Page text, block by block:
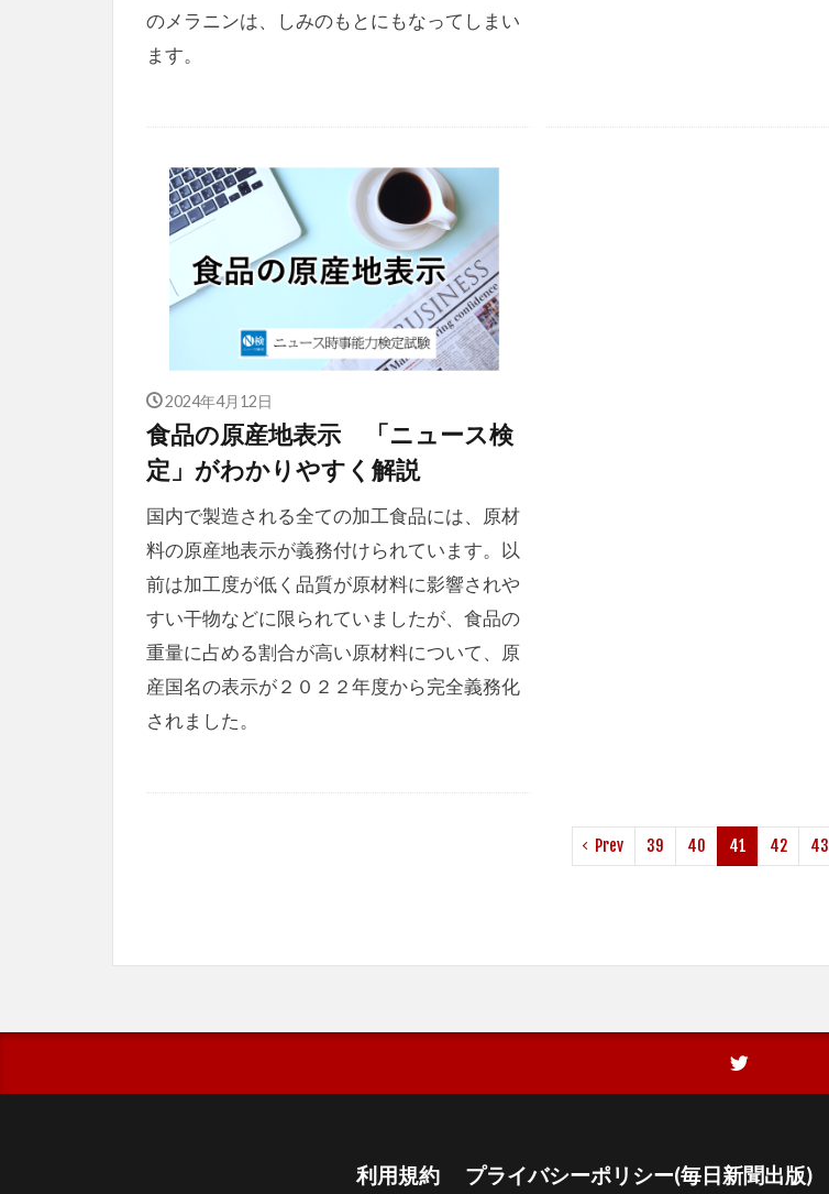
のメラニンは、しみのもとにもなってしまい
ます。
2024年4月12日
食品の原産地表示 「ニュース検
定」がわかりやすく解説
国内で製造される全ての加工食品には、原材
料の原産地表示が義務付けられています。以
前は加工度が低く品質が原材料に影響されや
すい干物などに限られていましたが、食品の
重量に占める割合が高い原材料について、原
産国名の表示が２０２２年度から完全義務化
されました。
Prev 39 40 41 42 43
利用規約 プライバシーポリシー(毎日新聞出版)